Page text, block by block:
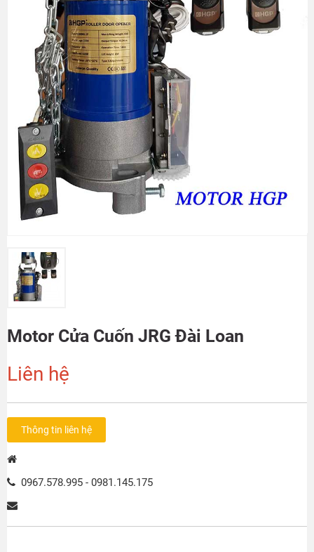
Motor Cửa Cuốn JRG Đài Loan
Liên hệ
Thông tin liên hệ
0967.578.995 - 0981.145.175